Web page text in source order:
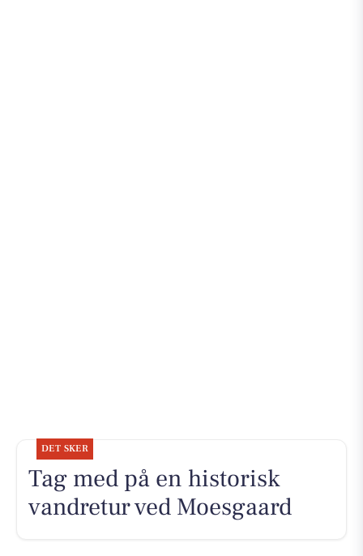
DET SKER
Tag med på en historisk
vandretur ved Moesgaard